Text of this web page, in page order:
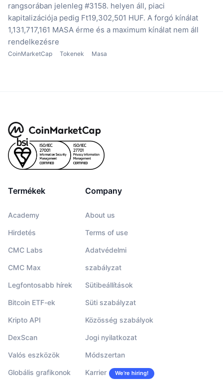
rangsorában jelenleg #3158. helyen áll, piaci
kapitalizációja pedig Ft19,302,501 HUF. A forgó kínálat
1,131,717,161 MASA érme és a maximum kínálat nem áll
rendelkezésre
CoinMarketCap Tokenek Masa
Termékek
Academy
Hirdetés
CMC Labs
CMC Max
Legfontosabb hírek
Bitcoin ETF-ek
Kripto API
DexScan
Valós eszközök
Globális grafikonok
Company
About us
Terms of use
Adatvédelmi
szabályzat
Sütibeállítások
Süti szabályzat
Közösség szabályok
Jogi nyilatkozat
Módszertan
Karrier We’re hiring!